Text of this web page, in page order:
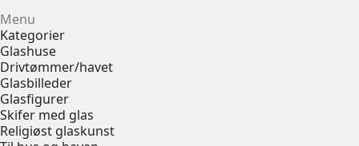
Menu
Kategorier
Glashuse
Drivtømmer/havet
Glasbilleder
Glasfigurer
Skifer med glas
Religiøst glaskunst